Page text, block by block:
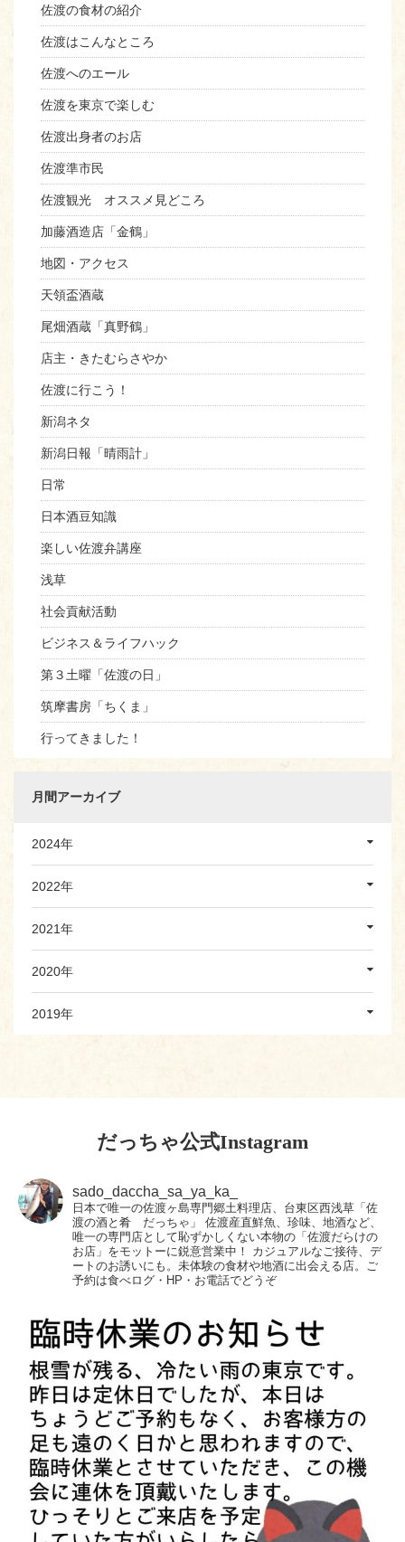
佐渡の食材の紹介
佐渡はこんなところ
佐渡へのエール
佐渡を東京で楽しむ
佐渡出身者のお店
佐渡準市民
佐渡観光 オススメ見どころ
加藤酒造店「金鶴」
地図・アクセス
天領盃酒蔵
尾畑酒蔵「真野鶴」
店主・きたむらさやか
佐渡に行こう！
新潟ネタ
新潟日報「晴雨計」
日常
日本酒豆知識
楽しい佐渡弁講座
浅草
社会貢献活動
ビジネス＆ライフハック
第３土曜「佐渡の日」
筑摩書房「ちくま」
行ってきました！
月間アーカイブ
2024年
2022年
2021年
2020年
2019年
だっちゃ公式Instagram
sado_daccha_sa_ya_ka_
日本で唯一の佐渡ヶ島専門郷土料理店、台東区西浅草「佐
渡の酒と肴 だっちゃ」
佐渡産直鮮魚、珍味、地酒など、
唯一の専門店として恥ずかしくない本物の「佐渡だらけの
お店」をモットーに鋭意営業中！
カジュアルなご接待、デ
ートのお誘いにも。未体験の食材や地酒に出会える店。ご
予約は食べログ・HP・お電話でどうぞ